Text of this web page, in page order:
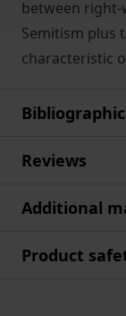
between
Semitism plus
characteristic
Reviews
Additional
Product